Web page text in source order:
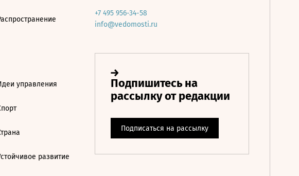
управления
развитие
+7 495 956-34-58
info@vedomosti.ru